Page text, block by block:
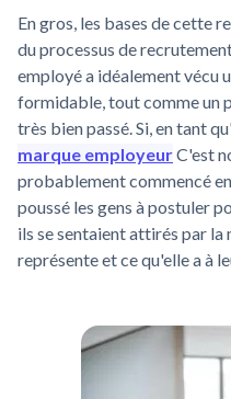
En gros, les bases de cette
du processus de
employé a idéalement vécu
formidable, tout comme un
très bien passé. Si, en tant
marque employeurC'est
probablement commencé
poussé les gens à postuler
ils se sentaient attirés par la
représente et ce qu'elle a à